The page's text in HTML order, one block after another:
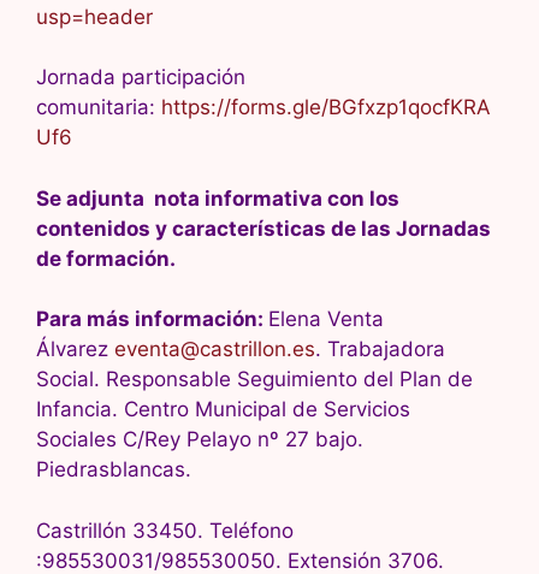
usp=header
Jornada participación
comunitaria: https://forms.gle/BGfxzp1qocfKRA
Uf6
Se adjunta nota informativa con los
contenidos y características de las Jornadas
de formación.
Para más información: Elena Venta
Álvarez eventa@castrillon.es. Trabajadora
Social. Responsable Seguimiento del Plan de
Infancia. Centro Municipal de Servicios
Sociales C/Rey Pelayo nº 27 bajo.
Piedrasblancas.
Castrillón 33450. Teléfono
:985530031/985530050. Extensión 3706.